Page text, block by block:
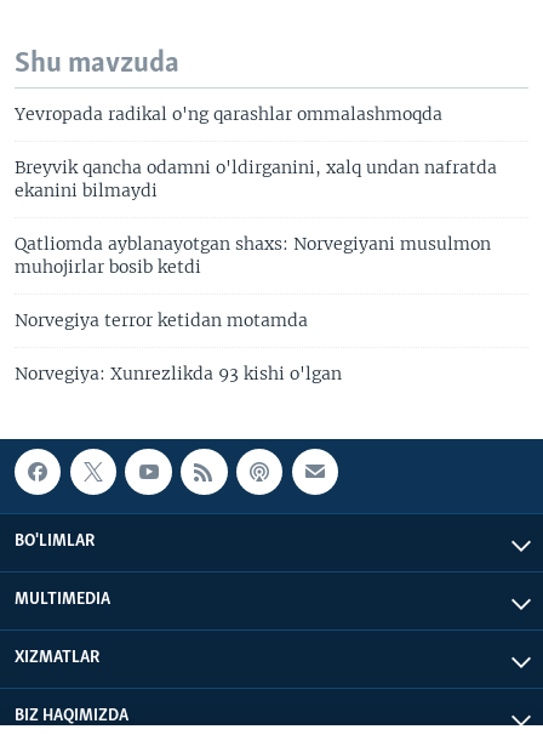
Shu mavzuda
Yevropada radikal o'ng qarashlar ommalashmoqda
Breyvik qancha odamni o'ldirganini, xalq undan nafratda
ekanini bilmaydi
Qatliomda ayblanayotgan shaxs: Norvegiyani musulmon
muhojirlar bosib ketdi
Norvegiya terror ketidan motamda
Norvegiya: Xunrezlikda 93 kishi o'lgan
BO'LIMLAR
MULTIMEDIA
XIZMATLAR
BIZ HAQIMIZDA